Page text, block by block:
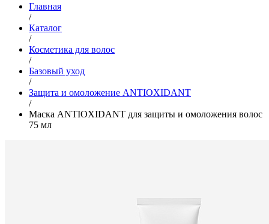
Главная
/
Каталог
/
Косметика для волос
/
Базовый уход
/
Защита и омоложение ANTIOXIDANT
/
Маска ANTIOXIDANT для защиты и омоложения волос
75 мл